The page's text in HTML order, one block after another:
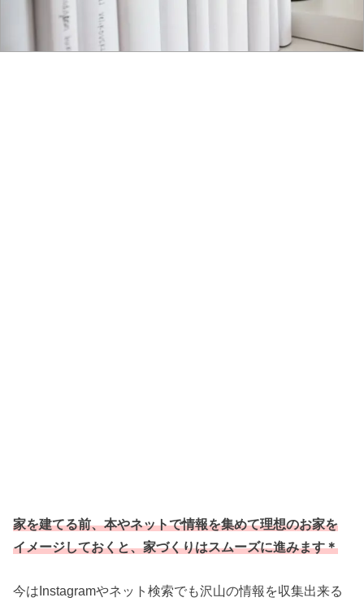
家を建てる前、本やネットで情報を集めて理想のお家を
イメージしておくと、家づくりはスムーズに進みます＊
今はInstagramやネット検索でも沢山の情報を収集出来る